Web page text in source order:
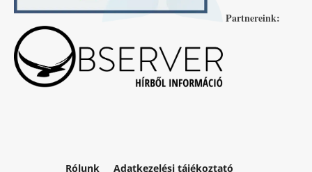
Partnereink:
Rólunk Adatkezelési tájékoztató